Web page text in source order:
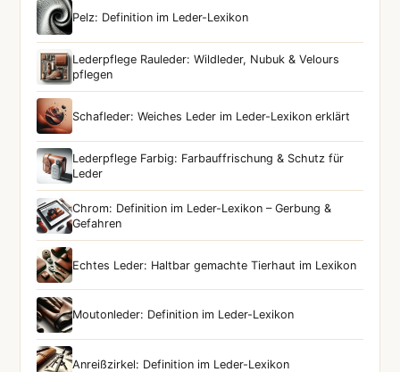
Pelz: Definition im Leder-Lexikon
Lederpflege Rauleder: Wildleder, Nubuk & Velours
pflegen
Schafleder: Weiches Leder im Leder-Lexikon erklärt
Lederpflege Farbig: Farbauffrischung & Schutz für
Leder
Chrom: Definition im Leder-Lexikon – Gerbung &
Gefahren
Echtes Leder: Haltbar gemachte Tierhaut im Lexikon
Moutonleder: Definition im Leder-Lexikon
Anreißzirkel: Definition im Leder-Lexikon